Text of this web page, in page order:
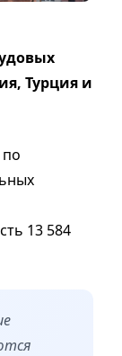
Турция и
13 584